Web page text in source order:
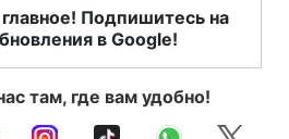
Подпишитесь на
в Google!
там, где вам удобно!